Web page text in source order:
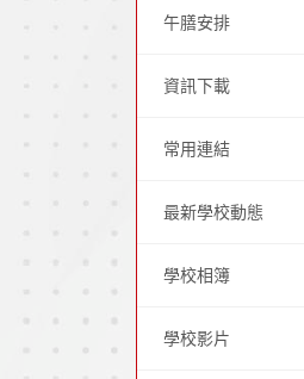
午膳安排
資訊下載
常用連結
最新學校動態
學校相簿
學校影片